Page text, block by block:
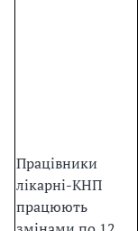
Працівники
лікарні-КНП
працюють